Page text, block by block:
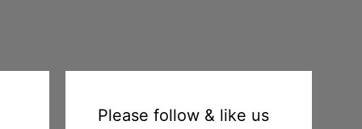
Please follow & like us